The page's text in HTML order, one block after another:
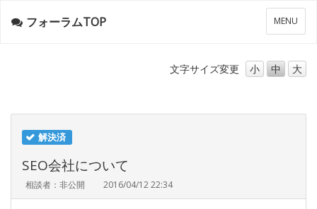
メ
ニ
ー
MENU
フォーラムTOP
文字サイズ変更 小 中 大
解決済
SEO会社について
相談者：非公開 2016/04/12 22:34